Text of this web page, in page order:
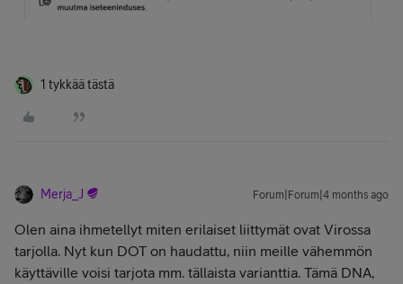
1 tykkää tästä
Merja_J Forum|Forum|4 months ago
Olen aina ihmetellyt miten erilaiset liittymät ovat Virossa
tarjolla. Nyt kun DOT on haudattu, niin meille vähemmön
käyttäville voisi tarjota mm. tällaista varianttia. Tämä DNA,